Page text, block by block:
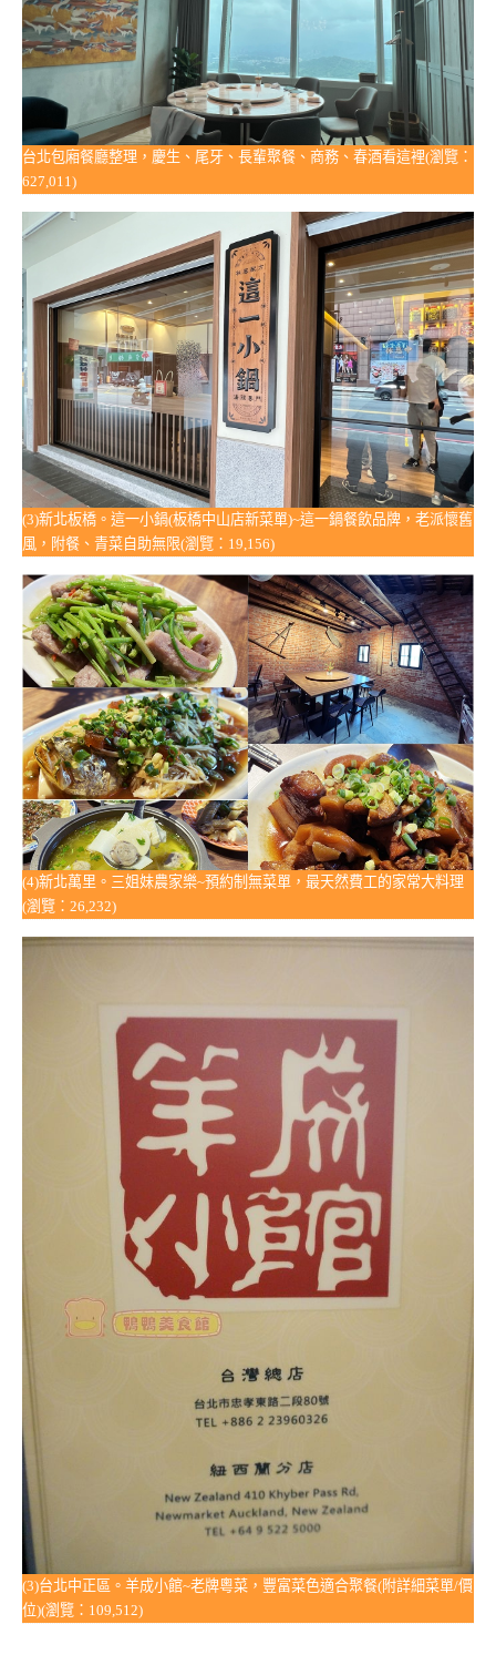
台北包廂餐廳整理，慶生、尾牙、長輩聚餐、商務、春酒看這裡(瀏覽：
627,011)
(3)新北板橋。這一小鍋(板橋中山店新菜單)~這一鍋餐飲品牌，老派懷舊
風，附餐、青菜自助無限(瀏覽：19,156)
(4)新北萬里。三姐妹農家樂~預約制無菜單，最天然費工的家常大料理
(瀏覽：26,232)
(3)台北中正區。羊成小館~老牌粵菜，豐富菜色適合聚餐(附詳細菜單/價
位)(瀏覽：109,512)